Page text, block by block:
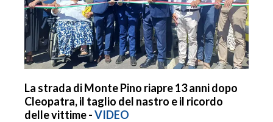
La strada di Monte Pino riapre 13 anni dopo
Cleopatra, il taglio del nastro e il ricordo
delle vittime -VIDEO